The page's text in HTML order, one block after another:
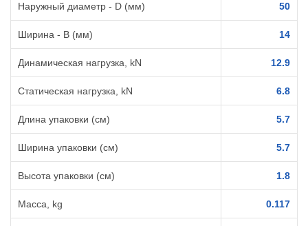
Наружный диаметр - D (мм) 50
Ширина - B (мм) 14
Динамическая нагрузка, kN 12.9
Статическая нагрузка, kN 6.8
Длина упаковки (см) 5.7
Ширина упаковки (см) 5.7
Высота упаковки (см) 1.8
Масса, kg 0.117